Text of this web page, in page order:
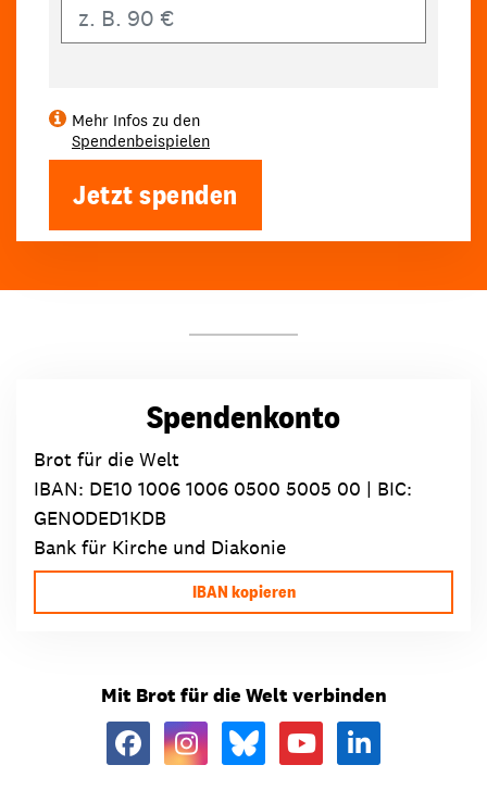
Mehr Infos zu den
Spendenbeispielen
Jetzt spenden
Spendenkonto
Brot für die Welt
IBAN: DE10 1006 1006 0500 5005 00 | BIC:
GENODED1KDB
Bank für Kirche und Diakonie
IBAN kopieren
Mit Brot für die Welt verbinden